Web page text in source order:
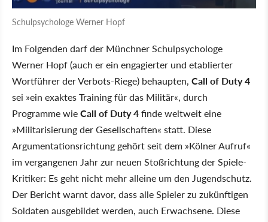
Schulpsychologe Werner Hopf
Im Folgenden darf der Münchner Schulpsychologe
Werner Hopf (auch er ein engagierter und etablierter
Wortführer der Verbots-Riege) behaupten, Call of Duty 4
sei »ein exaktes Training für das Militär«, durch
Programme wieCall of Duty 4finde weltweit eine
»Militarisierung der Gesellschaften« statt. Diese
Argumentationsrichtung gehört seit dem »Kölner Aufruf«
im vergangenen Jahr zur neuen Stoßrichtung der Spiele-
Kritiker: Es geht nicht mehr alleine um den Jugendschutz.
Der Bericht warnt davor, dass alle Spieler zu zukünftigen
Soldaten ausgebildet werden, auch Erwachsene. Diese